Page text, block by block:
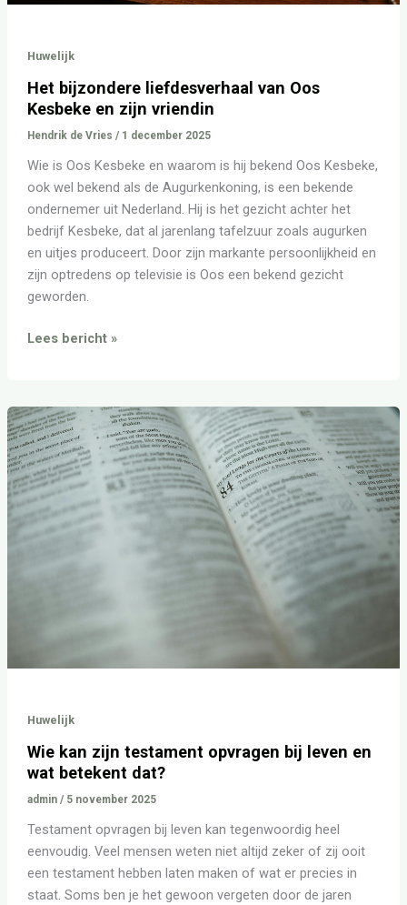
Huwelijk
Het bijzondere liefdesverhaal van Oos
Kesbeke en zijn vriendin
Hendrik de Vries / 1 december 2025
Wie is Oos Kesbeke en waarom is hij bekend Oos Kesbeke,
ook wel bekend als de Augurkenkoning, is een bekende
ondernemer uit Nederland. Hij is het gezicht achter het
bedrijf Kesbeke, dat al jarenlang tafelzuur zoals augurken
en uitjes produceert. Door zijn markante persoonlijkheid en
zijn optredens op televisie is Oos een bekend gezicht
geworden.
Lees bericht »
Huwelijk
Wie kan zijn testament opvragen bij leven en
wat betekent dat?
admin / 5 november 2025
Testament opvragen bij leven kan tegenwoordig heel
eenvoudig. Veel mensen weten niet altijd zeker of zij ooit
een testament hebben laten maken of wat er precies in
staat. Soms ben je het gewoon vergeten door de jaren
Wie
kan
zijn
testament
opvragen
bij